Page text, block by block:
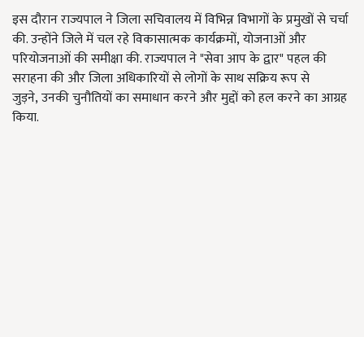
इस दौरान राज्यपाल ने जिला सचिवालय में विभिन्न विभागों के प्रमुखों से चर्चा
की. उन्होंने जिले में चल रहे विकासात्मक कार्यक्रमों,योजनाओं और
परियोजनाओं की समीक्षा की. राज्यपाल ने "सेवा आप के द्वार" पहल की
सराहना की और जिला अधिकारियों से लोगों के साथ सक्रिय रूप से
जुड़ने,उनकी चुनौतियों का समाधान करने और मुद्दों को हल करने का आग्रह
किया.